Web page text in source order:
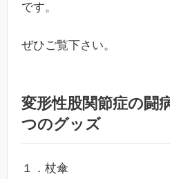
です。
ぜひご覧下さい。
変形性股関節症の闘
つのグッズ
１．杖傘